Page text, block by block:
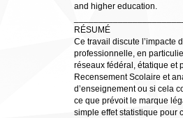
and higher education.
RÉSUMÉ
Ce travail discute l’impacte
professionnelle, en
réseaux fédéral, étatique et
Recensement Scolaire et
d’enseignement ou si cela
ce que prévoit le marque
simple effet statistique pour